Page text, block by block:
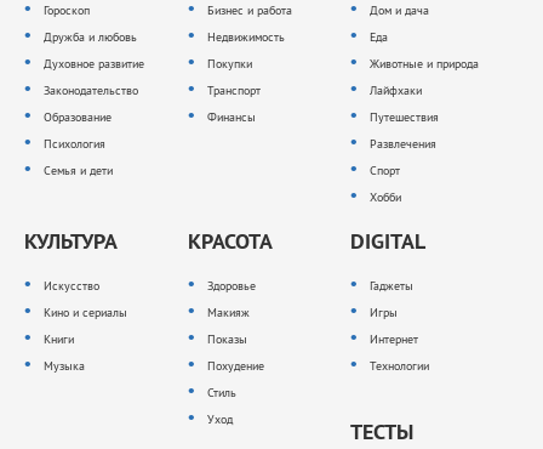
Гороскоп
Дружба и любовь
Духовное развитие
Законодательство
Образование
Психология
Семья и дети
Бизнес и работа
Недвижимость
Покупки
Транспорт
Финансы
Дом и дача
Еда
Животные и природа
Лайфхаки
Путешествия
Развлечения
Спорт
Хобби
КУЛЬТУРА
Искусство
Кино и сериалы
Книги
Музыка
КРАСОТА
Здоровье
Макияж
Показы
Похудение
Стиль
Уход
DIGITAL
Гаджеты
Игры
Интернет
Технологии
ТЕСТЫ